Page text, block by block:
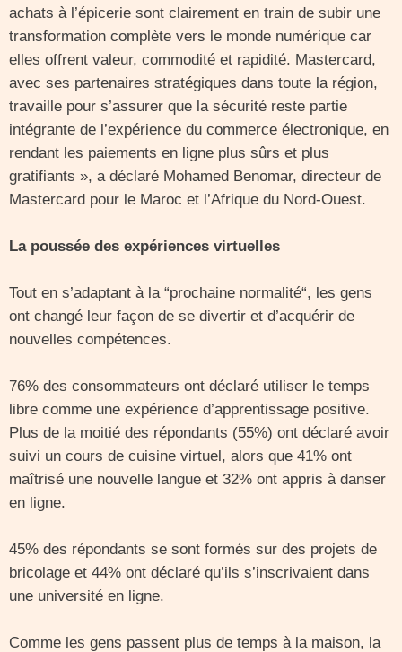
achats à l’épicerie sont clairement en train de subir une
transformation complète vers le monde numérique car
elles offrent valeur, commodité et rapidité. Mastercard,
avec ses partenaires stratégiques dans toute la région,
travaille pour s’assurer que la sécurité reste partie
intégrante de l’expérience du commerce électronique, en
rendant les paiements en ligne plus sûrs et plus
gratifiants », a déclaré Mohamed Benomar, directeur de
Mastercard pour le Maroc et l’Afrique du Nord-Ouest.
La poussée des expériences virtuelles
Tout en s’adaptant à la “prochaine normalité“, les gens
ont changé leur façon de se divertir et d’acquérir de
nouvelles compétences.
76% des consommateurs ont déclaré utiliser le temps
libre comme une expérience d’apprentissage positive.
Plus de la moitié des répondants (55%) ont déclaré avoir
suivi un cours de cuisine virtuel, alors que 41% ont
maîtrisé une nouvelle langue et 32% ont appris à danser
en ligne.
45% des répondants se sont formés sur des projets de
bricolage et 44% ont déclaré qu’ils s’inscrivaient dans
une université en ligne.
Comme les gens passent plus de temps à la maison, la